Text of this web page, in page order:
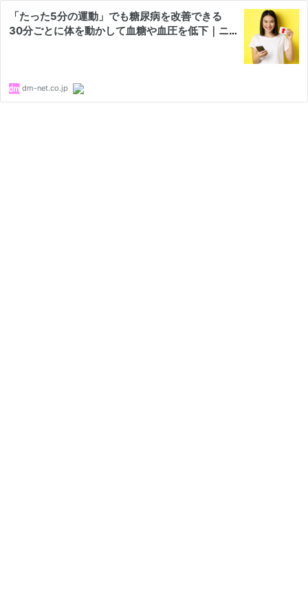
「たった5分の運動」でも糖尿病を改善できる
30分ごとに体を動かして血糖や血圧を低下｜ニ
dm-net.co.jp